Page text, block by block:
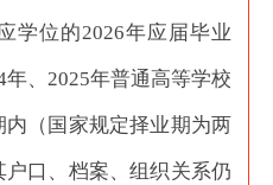
学位的2026年应届毕业
、2025年普通高等学校
（国家规定择业期为两
口、档案、组织关系仍